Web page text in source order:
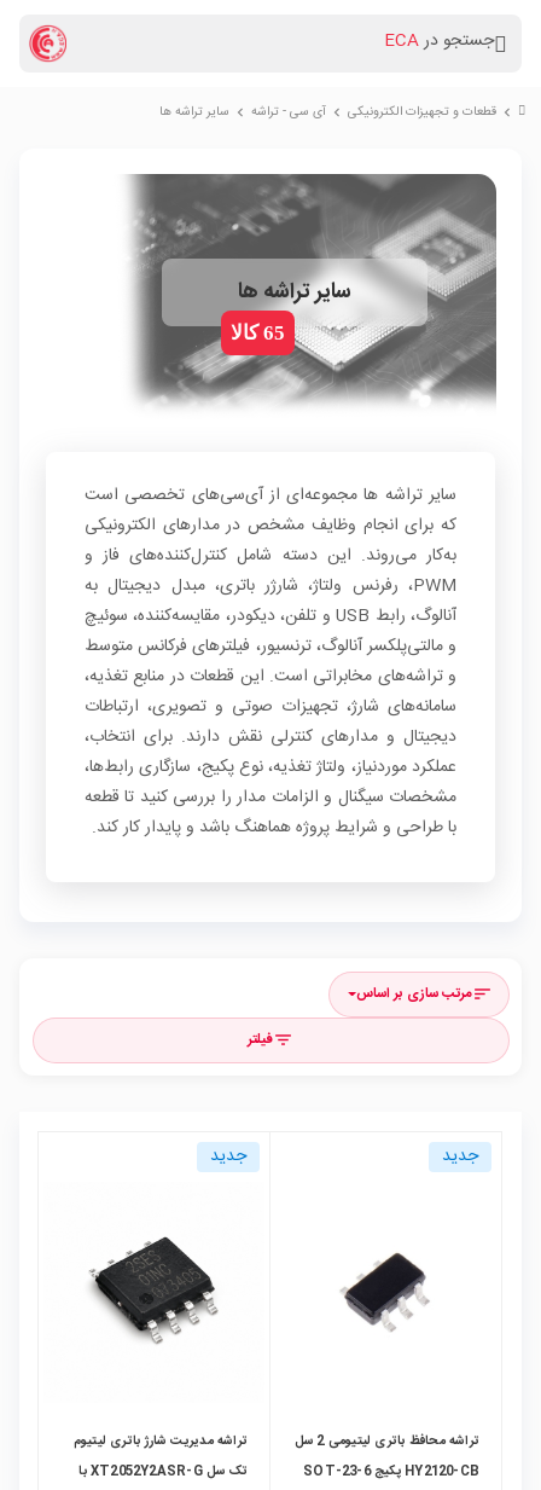
جستجو درECA
chevron_right قطعات و تجهیزات الکترونیکی chevron_right آی سی - تراشه chevron_right سایر تراشه ها
سایر تراشه ها
65 کالا
سایر تراشه ها مجموعه‌ای از آی‌سی‌های تخصصی است
که برای انجام وظایف مشخص در مدارهای الکترونیکی
به‌کار می‌روند. این دسته شامل کنترل‌کننده‌های فاز و
PWM، رفرنس ولتاژ، شارژر باتری، مبدل دیجیتال به
آنالوگ، رابط USB و تلفن، دیکودر، مقایسه‌کننده، سوئیچ
و مالتی‌پلکسر آنالوگ، ترنسیور، فیلترهای فرکانس متوسط
و تراشه‌های مخابراتی است. این قطعات در منابع تغذیه،
سامانه‌های شارژ، تجهیزات صوتی و تصویری، ارتباطات
دیجیتال و مدارهای کنترلی نقش دارند. برای انتخاب،
عملکرد موردنیاز، ولتاژ تغذیه، نوع پکیج، سازگاری رابط‌ها،
مشخصات سیگنال و الزامات مدار را بررسی کنید تا قطعه
با طراحی و شرایط پروژه هماهنگ باشد و پایدار کار کند.
sortمرتب سازی بر اساس
filter_listفیلتر
جدید
تراشه محافظ باتری لیتیومی 2 سل
HY2120-CB پکیج SOT-23-6
جدید
تراشه مدیریت شارژ باتری لیتیوم
تک سل XT2052Y2ASR-G با